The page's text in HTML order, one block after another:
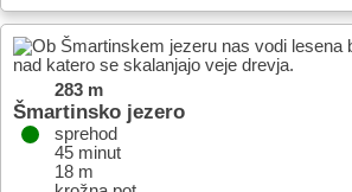
283 m
Šmartinsko jezero
sprehod
45 minut
18 m